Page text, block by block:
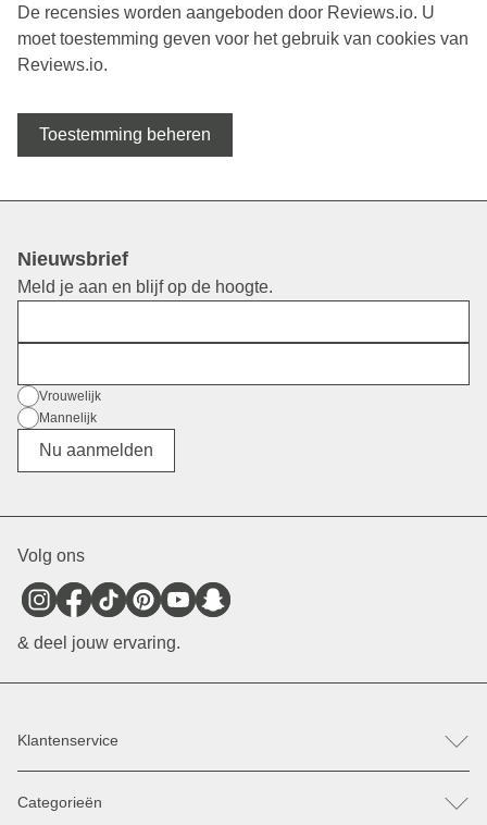
De recensies worden aangeboden door Reviews.io. U
moet toestemming geven voor het gebruik van cookies van
Reviews.io.
Toestemming beheren
Nieuwsbrief
Meld je aan en blijf op de hoogte.
Geslacht
Vrouwelijk
Mannelijk
Divers
Nu aanmelden
Volg ons
& deel jouw ervaring.
Klantenservice
Hulp & Contact
Categorieën